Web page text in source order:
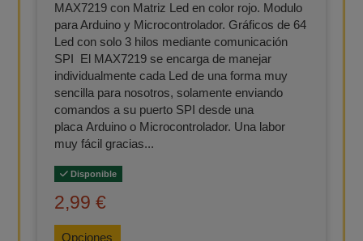
MAX7219 con Matriz Led en color rojo. Modulo
para Arduino y Microcontrolador. Gráficos de 64
Led con solo 3 hilos mediante comunicación
SPI El MAX7219 se encarga de manejar
individualmente cada Led de una forma muy
sencilla para nosotros, solamente enviando
comandos a su puerto SPI desde una
placa Arduino o Microcontrolador. Una labor
muy fácil gracias...
Disponible
2,99 €
Opciones